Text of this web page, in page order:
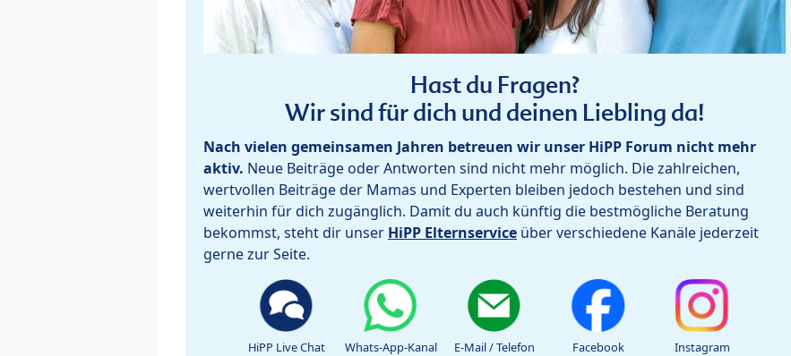
Hast du Fragen?
Wir sind für dich und deinen Liebling da!
Nach vielen gemeinsamen Jahren betreuen wir unser HiPP Forum nicht mehr
aktiv. Neue Beiträge oder Antworten sind nicht mehr möglich. Die zahlreichen,
wertvollen Beiträge der Mamas und Experten bleiben jedoch bestehen und sind
weiterhin für dich zugänglich. Damit du auch künftig die bestmögliche Beratung
bekommst, steht dir unser HiPP Elternservice über verschiedene Kanäle jederzeit
gerne zur Seite.
HiPP Live Chat Whats-App-Kanal E-Mail / Telefon Facebook Instagram